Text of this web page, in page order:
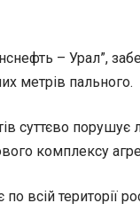
– Урал”,
метрів пального.
порушує
комплексу
території